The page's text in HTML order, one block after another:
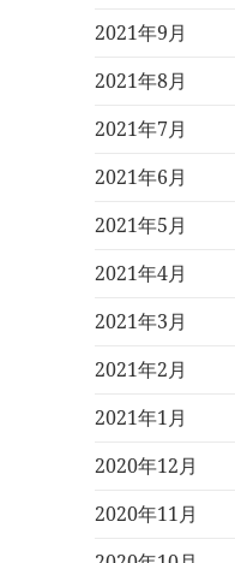
2021年9月
2021年8月
2021年7月
2021年6月
2021年5月
2021年4月
2021年3月
2021年2月
2021年1月
2020年12月
2020年11月